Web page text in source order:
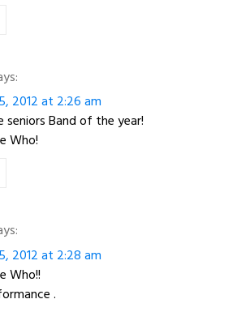
2012 at 2:26 am
seniors Band of the year!
Who!
2012 at 2:28 am
Who!!
.